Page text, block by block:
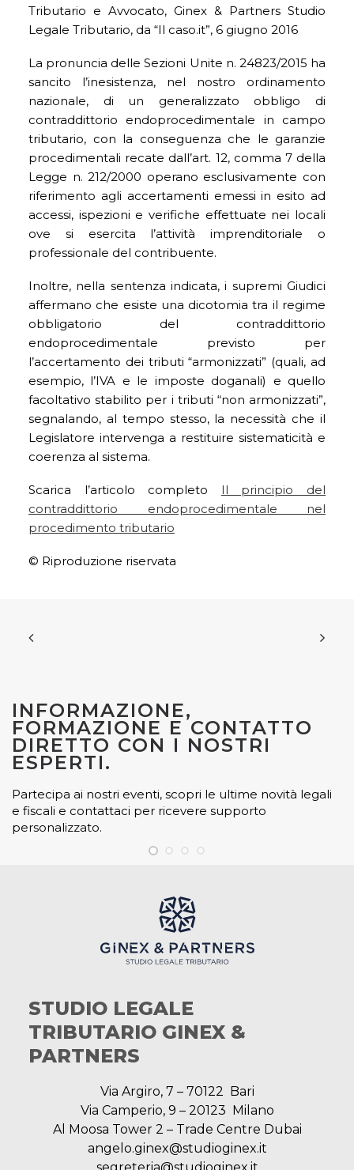
Tributario e Avvocato, Ginex & Partners Studio
Legale Tributario, da “Il caso.it”, 6 giugno 2016
La pronuncia delle Sezioni Unite n. 24823/2015 ha
sancito l’inesistenza, nel nostro ordinamento
nazionale, di un generalizzato obbligo di
contraddittorio endoprocedimentale in campo
tributario, con la conseguenza che le garanzie
procedimentali recate dall’art. 12, comma 7 della
Legge n. 212/2000 operano esclusivamente con
riferimento agli accertamenti emessi in esito ad
accessi, ispezioni e verifiche effettuate nei locali
ove si esercita l’attività imprenditoriale o
professionale del contribuente.
Inoltre, nella sentenza indicata, i supremi Giudici
affermano che esiste una dicotomia tra il regime
obbligatorio del contraddittorio
endoprocedimentale previsto per
l’accertamento dei tributi “armonizzati” (quali, ad
esempio, l’IVA e le imposte doganali) e quello
facoltativo stabilito per i tributi “non armonizzati”,
segnalando, al tempo stesso, la necessità che il
Legislatore intervenga a restituire sistematicità e
coerenza al sistema.
Scarica l’articolo completo Il principio del
contraddittorio endoprocedimentale nel
procedimento tributario
© Riproduzione riservata
INFORMAZIONE,
FORMAZIONE E CONTATTO
DIRETTO CON I NOSTRI
ESPERTI.
Partecipa ai nostri eventi, scopri le ultime novità legali
e fiscali e contattaci per ricevere supporto
personalizzato.
STUDIO LEGALE
TRIBUTARIO GINEX &
PARTNERS
Via Argiro, 7 – 70122 Bari
Via Camperio, 9 – 20123 Milano
Al Moosa Tower 2 – Trade Centre Dubai
angelo.ginex@studioginex.it